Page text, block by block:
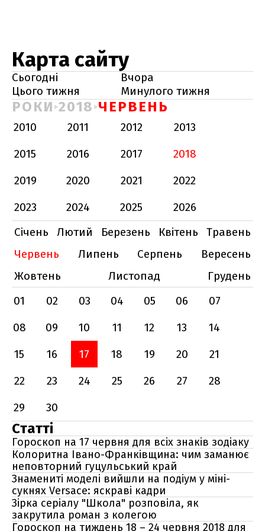
Карта сайту
Сьогодні
Вчора
Цього тижня
Минулого тижня
РОКИ 2018 ЧЕРВЕНЬ
2010 2011 2012
2013
2015
2016 2017
2018
2019
2020 2021
2022
2023
2024 2025
2026
Січень
Лютий Березень Квітень
Травень
Червень
Липень Серпень
Вересень
Жовтень
Листопад
Грудень
01
02 03 04 05 06
07
08
09 10 11 12 13
14
15
16 17 18 19 20
21
22
23 24 25 26 27
28
29
30
Статті
Гороскоп на 17 червня для всіх знаків зодіаку
Колоритна Івано-Франківщина: чим заманює
неповторний гуцульський край
Знамениті моделі вийшли на подіум у міні-
сукнях Versace: яскраві кадри
Зірка серіалу "Школа" розповіла, як
закрутила роман з колегою
Гороскоп на тиждень 18 – 24 червня 2018 для